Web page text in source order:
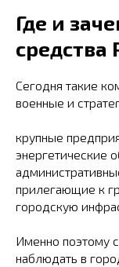
Где и
средства
Сегодня такие
военные и
крупные
энергетические
прилегающие к
городскую
Именно поэтому
наблюдать в